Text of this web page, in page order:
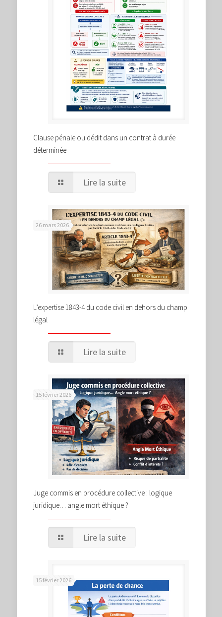
Clause pénale ou dédit dans un contrat à durée
déterminée
Lire la suite
26 mars 2026
L’expertise 1843-4 du code civil en dehors du champ
légal
Lire la suite
15 février 2026
Juge commis en procédure collective : logique
juridique… angle mort éthique ?
Lire la suite
15 février 2026